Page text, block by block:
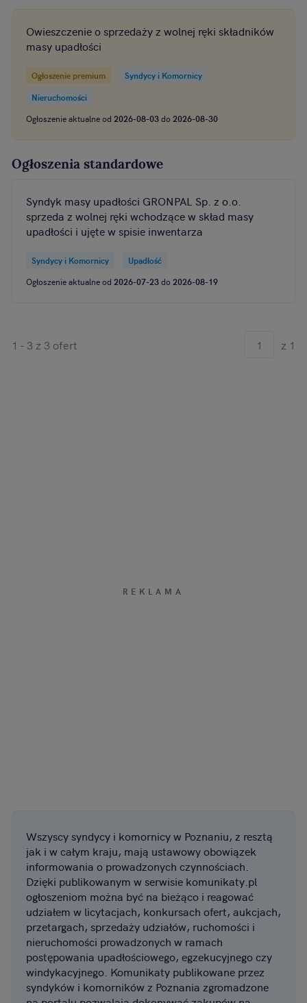
Owieszczenie o sprzedaży z wolnej ręki składników
masy upadłości
Ogłoszenie premium
Syndycy i Komornicy
Nieruchomości
Ogłoszenie aktualne od 2026-08-03do 2026-08-30
Ogłoszenia standardowe
Syndyk masy upadłości GRONPAL Sp. z o.o.
sprzeda z wolnej ręki wchodzące w skład masy
upadłości i ujęte w spisie inwentarza
Syndycy i Komornicy
Upadłość
Ogłoszenie aktualne od 2026-07-23do 2026-08-19
1 - 3 z 3 ofert z 1
Wszyscy syndycy i komornicy w Poznaniu, z resztą
jak i w całym kraju, mają ustawowy obowiązek
informowania o prowadzonych czynnościach.
Dzięki publikowanym w serwisie komunikaty.pl
ogłoszeniom można być na bieżąco i reagować
udziałem w licytacjach, konkursach ofert, aukcjach,
przetargach, sprzedaży udziałów, ruchomości i
nieruchomości prowadzonych w ramach
postępowania upadłościowego, egzekucyjnego czy
windykacyjnego. Komunikaty publikowane przez
syndyków i komorników z Poznania zgromadzone